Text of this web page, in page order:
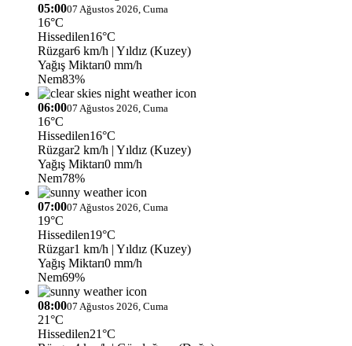
05:0007 Ağustos 2026, Cuma
16°C
Hissedilen16°C
Rüzgar6 km/h | Yıldız (Kuzey)
Yağış Miktarı0 mm/h
Nem83%
06:0007 Ağustos 2026, Cuma
16°C
Hissedilen16°C
Rüzgar2 km/h | Yıldız (Kuzey)
Yağış Miktarı0 mm/h
Nem78%
07:0007 Ağustos 2026, Cuma
19°C
Hissedilen19°C
Rüzgar1 km/h | Yıldız (Kuzey)
Yağış Miktarı0 mm/h
Nem69%
08:0007 Ağustos 2026, Cuma
21°C
Hissedilen21°C